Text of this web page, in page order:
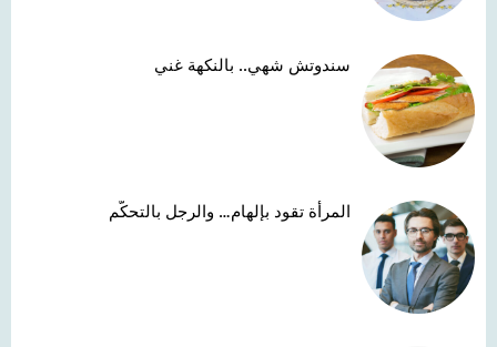
سندوتش شهي.. بالنكهة غني
المرأة تقود بإلهام… والرجل بالتحكّم